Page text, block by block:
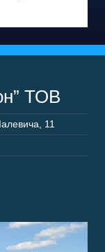
ТОВ
11